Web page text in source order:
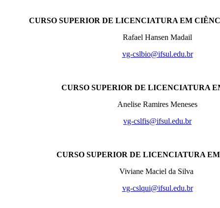
CURSO SUPERIOR DE LICENCIATURA EM
Rafael Hansen Madail
vg-cslbio@ifsul.edu.br
CURSO SUPERIOR DE LICENCIATURA
Anelise Ramires Meneses
vg-cslfis@ifsul.edu.br
CURSO SUPERIOR DE LICENCIATURA
Viviane Maciel da Silva
vg-cslqui@ifsul.edu.br